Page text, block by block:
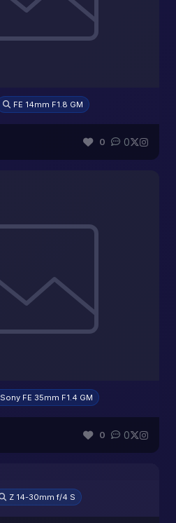
FE 14mm F1.8 GM
0 0
Sony FE 35mm F1.4 GM
0 0
Z 14-30mm f/4 S